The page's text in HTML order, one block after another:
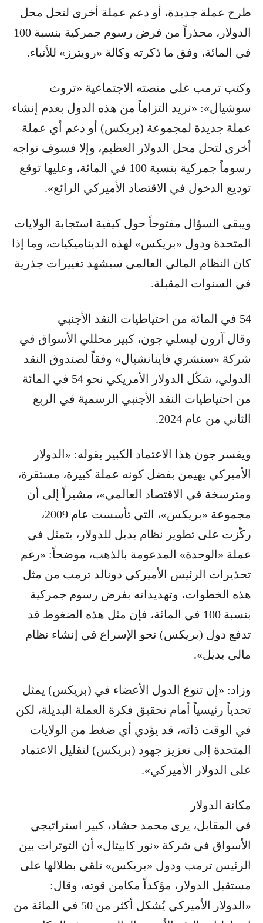
طرح عملة جديدة، أو دعم عملة أخرى لتحل محل
الدولار، محذراً من فرض رسوم جمركية بنسبة 100
في المائة، وفق ما ذكرته وكالة «رويترز» للأنباء.
وكتب ترمب على منصته الاجتماعية «تروث
سوشيال»: «نريد التزاماً من هذه الدول بعدم إنشاء
عملة جديدة لمجموعة (بريكس) أو دعم أي عملة
أخرى لتحل محل الدولار العظيم، وإلا فسوف تواجه
رسوماً جمركية بنسبة 100 في المائة، وعليها توقع
توديع الدخول في الاقتصاد الأميركي الرائع».
ويبقى السؤال مفتوحاً حول كيفية استجابة الولايات
المتحدة ودول «بريكس» لهذه الديناميكيات، وما إذا
كان النظام المالي العالمي سيشهد تغييرات جذرية
في السنوات المقبلة.
54 في المائة من احتياطيات النقد الأجنبي
وقال آرون ليسلي جون، كبير محللي الأسواق في
شركة «سنشري فاينانشيال» وفقاً لصندوق النقد
الدولي، شكّل الدولار الأمريكي نحو 54 في المائة
من احتياطيات النقد الأجنبي الرسمية في الربع
الثاني من عام 2024.
ويفسر جون هذا الاعتماد الكبير بقوله: «الدولار
الأميركي يهيمن بفضل كونه عملة كبيرة، مستقرة،
ومترسخة في الاقتصاد العالمي»، مشيراً إلى أن
مجموعة «بريكس»، التي تأسست عام 2009،
ركّزت على تطوير نظام بديل للدولار، يتمثل في
عملة «الوحدة» المدعومة بالذهب، موضحاً: «رغم
تحذيرات الرئيس الأميركي دونالد ترمب من مثل
هذه الخطوات، وتهديداته بفرض رسوم جمركية
بنسبة 100 في المائة، فإن مثل هذه الضغوط قد
تدفع دول (بريكس) نحو الإسراع في إنشاء نظام
مالي بديل».
وزاد: «إن تنوع الدول الأعضاء في (بريكس) يمثل
تحدياً رئيسياً أمام تحقيق فكرة العملة البديلة، لكن
في الوقت ذاته، قد يؤدي أي ضغط من الولايات
المتحدة إلى تعزيز جهود (بريكس) لتقليل الاعتماد
على الدولار الأميركي».
مكانة الدولار
في المقابل، يرى محمد حشاد، كبير استراتيجي
الأسواق في شركة «نور كابيتال» أن التوترات بين
الرئيس ترمب ودول «بريكس» تلقي بظلالها على
مستقبل الدولار، مؤكداً مكامن قوته، وقال:
«الدولار الأميركي يُشكل أكثر من 50 في المائة من